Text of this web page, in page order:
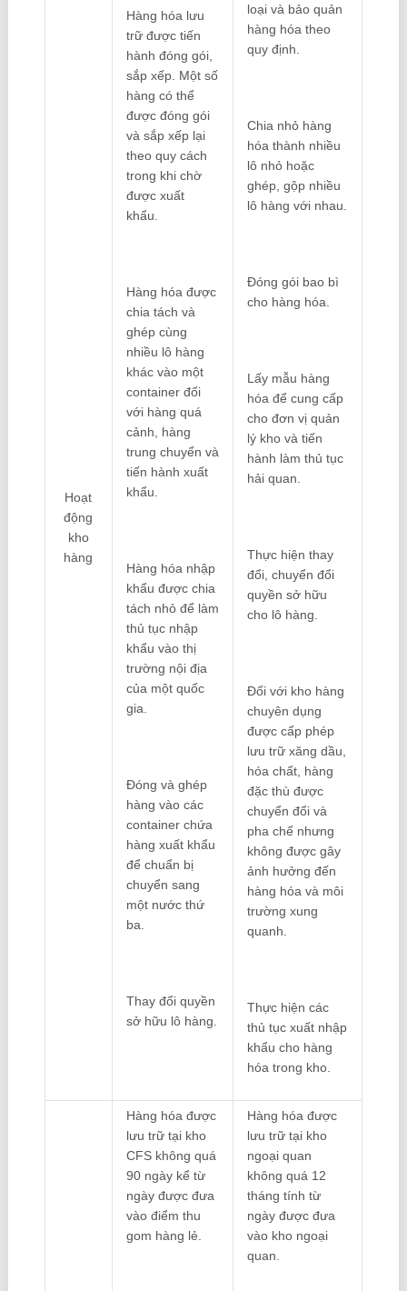
Hoạt
động
kho
hàng
Hàng hóa lưu
trữ được tiến
hành đóng gói,
sắp xếp. Một số
hàng có thể
được đóng gói
và sắp xếp lại
theo quy cách
trong khi chờ
được xuất
khẩu.
Hàng hóa được
chia tách và
ghép cùng
nhiều lô hàng
khác vào một
container đối
với hàng quá
cảnh, hàng
trung chuyển và
tiến hành xuất
khẩu.
Hàng hóa nhập
khẩu được chia
tách nhỏ để làm
thủ tục nhập
khẩu vào thị
trường nội địa
của một quốc
gia.
Đóng và ghép
hàng vào các
container chứa
hàng xuất khẩu
để chuẩn bị
chuyển sang
một nước thứ
ba.
Thay đổi quyền
sở hữu lô hàng.
loại và bảo quản
hàng hóa theo
quy định.
Chia nhỏ hàng
hóa thành nhiều
lô nhỏ hoặc
ghép, gộp nhiều
lô hàng với nhau.
Đóng gói bao bì
cho hàng hóa.
Lấy mẫu hàng
hóa để cung cấp
cho đơn vị quản
lý kho và tiến
hành làm thủ tục
hải quan.
Thực hiện thay
đổi, chuyển đổi
quyền sở hữu
cho lô hàng.
Đối với kho hàng
chuyên dụng
được cấp phép
lưu trữ xăng dầu,
hóa chất, hàng
đặc thù được
chuyển đổi và
pha chế nhưng
không được gây
ảnh hưởng đến
hàng hóa và môi
trường xung
quanh.
Thực hiện các
thủ tục xuất nhập
khẩu cho hàng
hóa trong kho.
Hàng hóa được
lưu trữ tại kho
CFS không quá
90 ngày kể từ
ngày được đưa
vào điểm thu
gom hàng lẻ.
Hàng hóa được
lưu trữ tại kho
ngoại quan
không quá 12
tháng tính từ
ngày được đưa
vào kho ngoại
quan.